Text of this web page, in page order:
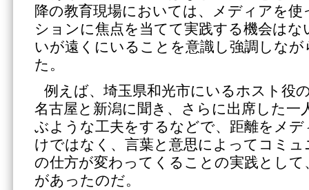
降の教育現場においては、メディアを
ションに焦点を当てて実践する機会は
いが遠くにいることを意識し強調しな
た。
例えば、埼玉県和光市にいるホスト役
名古屋と新潟に聞き、さらに出席した一
ぶような工夫をするなどで、距離をメ
けではなく、言葉と意思によってコミ
の仕方が変わってくることの実践として
があったのだ。